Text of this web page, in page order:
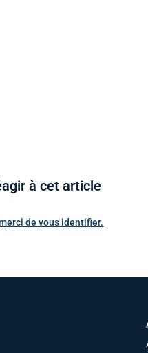
à cet article
de vous identifier.